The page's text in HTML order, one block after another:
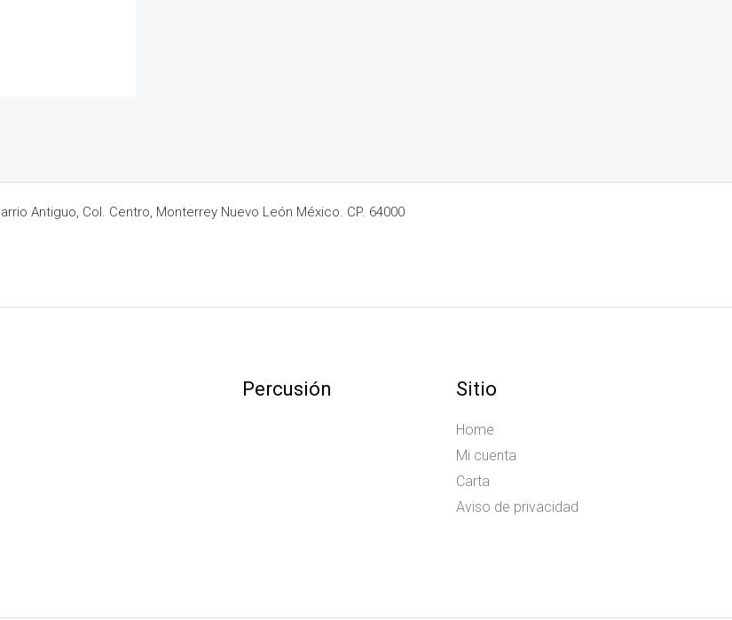
Antiguo, Col. Centro, Monterrey Nuevo León México. CP. 64000
Percusión Sitio
Home
Mi cuenta
Carta
Aviso de privacidad